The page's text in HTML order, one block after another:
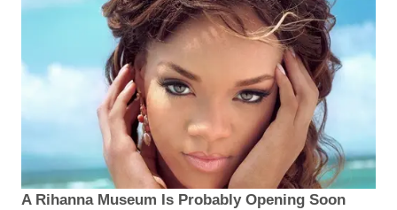
A Rihanna Museum Is Probably Opening Soon